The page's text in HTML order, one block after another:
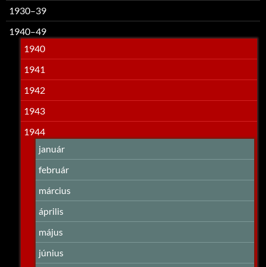
1930–39
1940–49
1940
1941
1942
1943
1944
január
február
március
április
május
június